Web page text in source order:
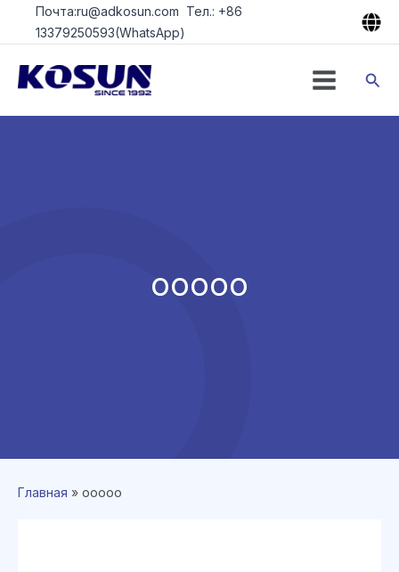
ПерейтиПочта:ru@adkosun.com Тел.: +86
13379250593(WhatsApp)
ooooo
Главная » ooooo